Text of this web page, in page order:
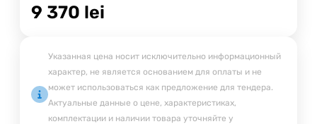
9 370 lei
Указанная цена носит исключительно информационный
характер, не является основанием для оплаты и не
может использоваться как предложение для тендера.
Актуальные данные о цене, характеристиках,
комплектации и наличии товара уточняйте у